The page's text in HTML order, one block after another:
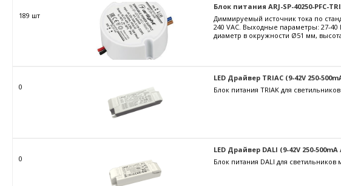
189 шт
Блок питания ARJ-SP-40250-PFC-
Диммируемый источник тока по
240 VAC. Выходные параметры: 27-
диаметр в окружности Ø51 мм,
0
LED Драйвер TRIAC (9-42V 250-
Блок питания TRIAK для
0
LED Драйвер DALI (9-42V 250-500mA
Блок питания DALI для